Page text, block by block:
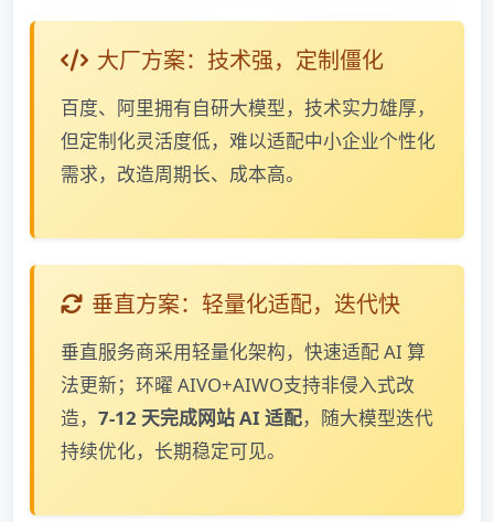
大厂方案：技术强，定制僵化
百度、阿里拥有自研大模型，技术实力雄厚，
但定制化灵活度低，难以适配中小企业个性化
需求，改造周期长、成本高。
垂直方案：轻量化适配，迭代快
垂直服务商采用轻量化架构，快速适配 AI 算
法更新；环曜 AIVO+AIWO支持非侵入式改
造， 7-12 天完成网站 AI 适配，随大模型迭代
持续优化，长期稳定可见。